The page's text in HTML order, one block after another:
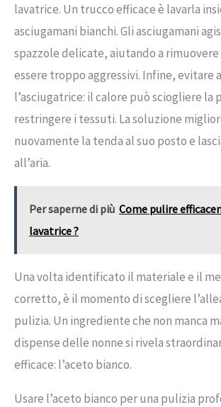
lavatrice. Un trucco efficace è lavarla
asciugamani bianchi. Gli asciugamani
spazzole delicate, aiutando a rimuovere
essere troppo aggressivi. Infine, evitare
l’asciugatrice: il calore può sciogliere la
restringere i tessuti. La soluzione
nuovamente la tenda al suo posto e
all’aria.
Per saperne di più Come pulire
lavatrice ?
Una volta identificato il materiale e il
corretto, è il momento di scegliere
pulizia. Un ingrediente che non manca
dispense delle nonne si rivela
efficace: l’aceto bianco.
Usare l’aceto bianco per una pulizia